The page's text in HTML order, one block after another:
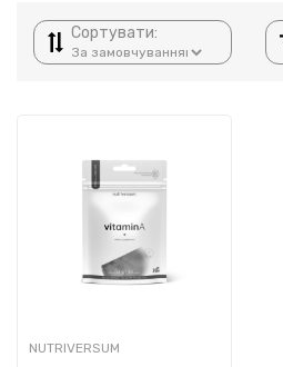
Сортувати:
NUTRIVERSUM